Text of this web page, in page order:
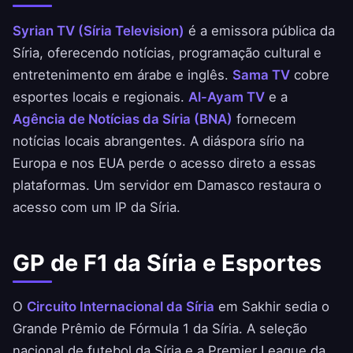
Syrian TV (Síria Television) é a emissora pública da
Síria, oferecendo notícias, programação cultural e
entretenimento em árabe e inglês. Sama TV cobre
esportes locais e regionais. Al-Ayam TV e a
Agência de Notícias da Síria (BNA) fornecem
notícias locais abrangentes. A diáspora sírio na
Europa e nos EUA perde o acesso direto a essas
plataformas. Um servidor em Damasco restaura o
acesso com um IP da Síria.
GP de F1 da Síria e Esportes
O Circuito Internacional da Síria em Sakhir sedia o
Grande Prêmio de Fórmula 1 da Síria. A seleção